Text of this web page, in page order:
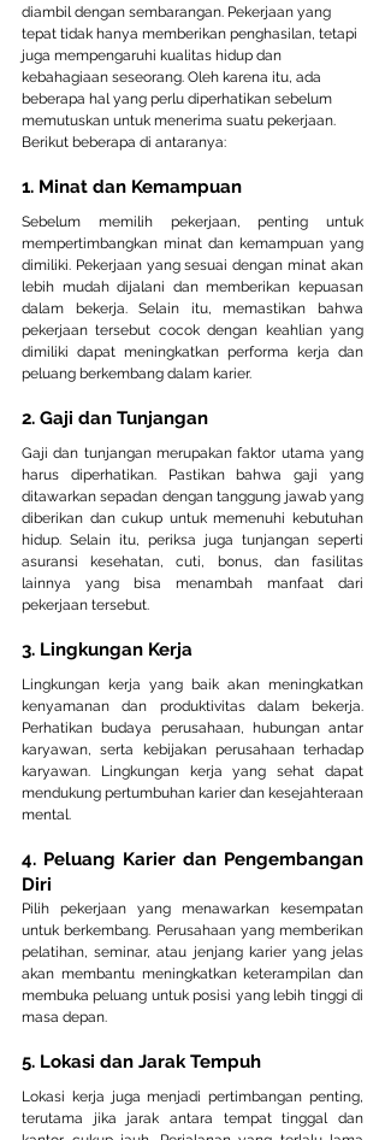
diambil dengan sembarangan. Pekerjaan yang
tepat tidak hanya memberikan penghasilan, tetapi
juga mempengaruhi kualitas hidup dan
kebahagiaan seseorang. Oleh karena itu, ada
beberapa hal yang perlu diperhatikan sebelum
memutuskan untuk menerima suatu pekerjaan.
Berikut beberapa di antaranya:
1. Minat dan Kemampuan
Sebelum memilih pekerjaan, penting untuk
mempertimbangkan minat dan kemampuan yang
dimiliki. Pekerjaan yang sesuai dengan minat akan
lebih mudah dijalani dan memberikan kepuasan
dalam bekerja. Selain itu, memastikan bahwa
pekerjaan tersebut cocok dengan keahlian yang
dimiliki dapat meningkatkan performa kerja dan
peluang berkembang dalam karier.
2. Gaji dan Tunjangan
Gaji dan tunjangan merupakan faktor utama yang
harus diperhatikan. Pastikan bahwa gaji yang
ditawarkan sepadan dengan tanggung jawab yang
diberikan dan cukup untuk memenuhi kebutuhan
hidup. Selain itu, periksa juga tunjangan seperti
asuransi kesehatan, cuti, bonus, dan fasilitas
lainnya yang bisa menambah manfaat dari
pekerjaan tersebut.
3. Lingkungan Kerja
Lingkungan kerja yang baik akan meningkatkan
kenyamanan dan produktivitas dalam bekerja.
Perhatikan budaya perusahaan, hubungan antar
karyawan, serta kebijakan perusahaan terhadap
karyawan. Lingkungan kerja yang sehat dapat
mendukung pertumbuhan karier dan kesejahteraan
mental.
4. Peluang Karier dan Pengembangan
Diri
Pilih pekerjaan yang menawarkan kesempatan
untuk berkembang. Perusahaan yang memberikan
pelatihan, seminar, atau jenjang karier yang jelas
akan membantu meningkatkan keterampilan dan
membuka peluang untuk posisi yang lebih tinggi di
masa depan.
5. Lokasi dan Jarak Tempuh
Lokasi kerja juga menjadi pertimbangan penting,
terutama jika jarak antara tempat tinggal dan